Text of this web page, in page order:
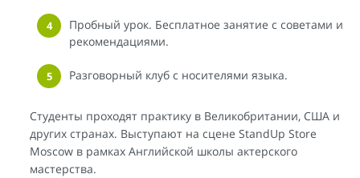
Пробный урок. Бесплатное занятие с советами и
рекомендациями.
Разговорный клуб с носителями языка.
Студенты проходят практику в Великобритании, США и
других странах. Выступают на сцене StandUp Store
Moscow в рамках Английской школы актерского
мастерства.